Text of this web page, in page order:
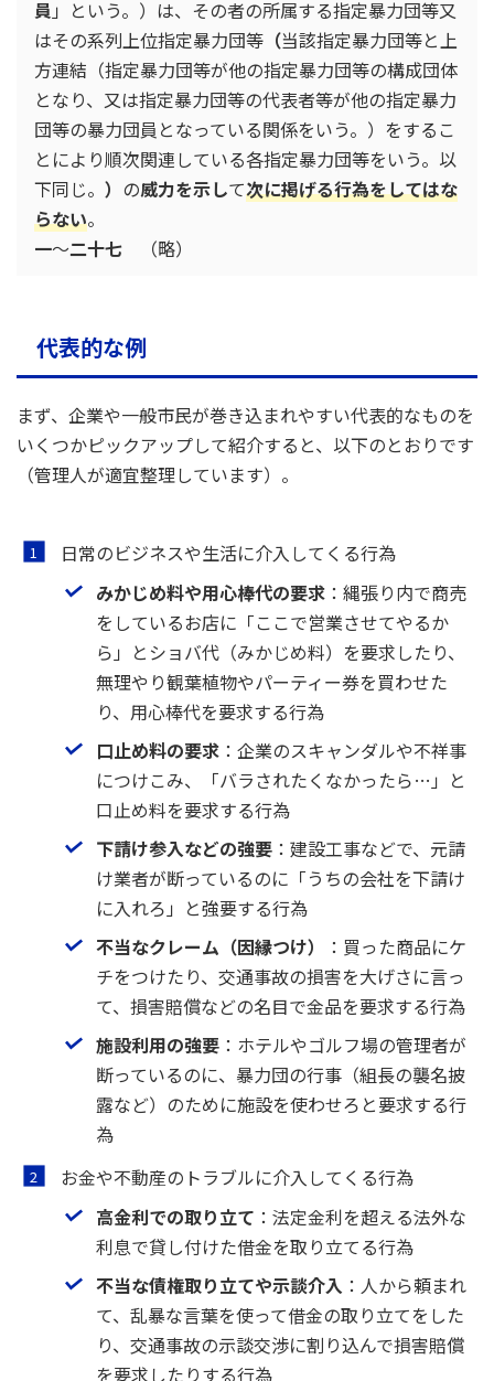
員 」という。）は、その者の所属する指定暴力団等又
はその系列上位指定暴力団等 （当該指定暴力団等と上
方連結（指定暴力団等が他の指定暴力団等の構成団体
となり、又は指定暴力団等の代表者等が他の指定暴力
団等の暴力団員となっている関係をいう。）をするこ
とにより順次関連している各指定暴力団等をいう。以
下同じ。 ） の威力を示して次に掲げる行為をしてはな
らない。
一～二十七 （略）
代表的な例
まず、企業や一般市民が巻き込まれやすい代表的なものを
いくつかピックアップして紹介すると、以下のとおりです
（管理人が適宜整理しています）。
日常のビジネスや生活に介入してくる行為
みかじめ料や用心棒代の要求 ：縄張り内で商売
をしているお店に「ここで営業させてやるか
ら」とショバ代（みかじめ料）を要求したり、
無理やり観葉植物やパーティー券を買わせた
り、用心棒代を要求する行為
口止め料の要求 ：企業のスキャンダルや不祥事
につけこみ、「バラされたくなかったら…」と
口止め料を要求する行為
下請け参入などの強要 ：建設工事などで、元請
け業者が断っているのに「うちの会社を下請け
に入れろ」と強要する行為
不当なクレーム（因縁つけ）
：買った商品にケ
チをつけたり、交通事故の損害を大げさに言っ
て、損害賠償などの名目で金品を要求する行為
施設利用の強要 ：ホテルやゴルフ場の管理者が
断っているのに、暴力団の行事（組長の襲名披
露など）のために施設を使わせろと要求する行
為
お金や不動産のトラブルに介入してくる行為
高金利での取り立て ：法定金利を超える法外な
利息で貸し付けた借金を取り立てる行為
不当な債権取り立てや示談介入 ：人から頼まれ
て、乱暴な言葉を使って借金の取り立てをした
り、交通事故の示談交渉に割り込んで損害賠償
を要求したりする行為